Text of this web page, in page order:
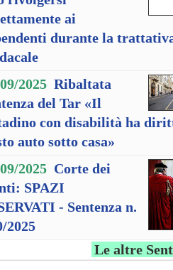
ai
durante la
2025 Ribaltata
del Tar «Il
con disabilità ha
auto sotto casa»
2025 Corte dei
SPAZI
- Sentenza n.
2025
Le altre